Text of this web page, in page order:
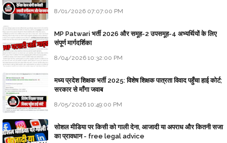
8/01/2026 07:07:00 PM
MP Patwari भर्ती 2026 और समूह-2 उपसमूह-4 अभ्यर्थियों के लिए
संपूर्ण मार्गदर्शिका
8/04/2026 10:32:00 PM
मध्य प्रदेश शिक्षक भर्ती 2025: विशेष शिक्षक पात्रता विवाद पहुँचा हाई कोर्ट;
सरकार से माँगा जवाब
8/05/2026 10:49:00 PM
सोशल मीडिया पर किसी को गाली देना, आजादी या अपराध और कितनी सजा
का प्रावधान - free legal advice